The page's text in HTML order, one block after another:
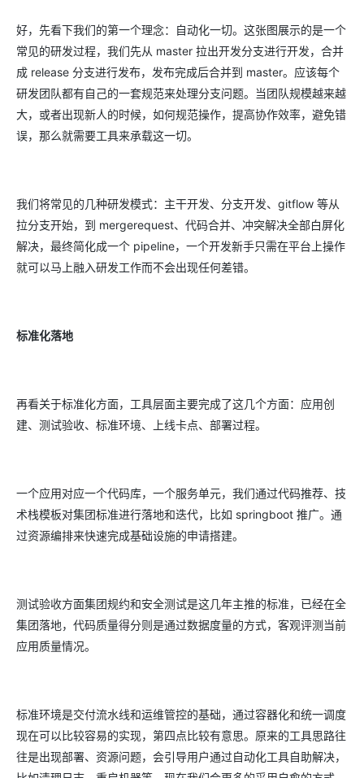
好，先看下我们的第一个理念：自动化一切。这张图展示的是一个
常见的研发过程，我们先从 master 拉出开发分支进行开发，合并
成 release 分支进行发布，发布完成后合并到 master。应该每个
研发团队都有自己的一套规范来处理分支问题。当团队规模越来越
大，或者出现新人的时候，如何规范操作，提高协作效率，避免错
误，那么就需要工具来承载这一切。
我们将常见的几种研发模式：主干开发、分支开发、gitflow 等从
拉分支开始，到 mergerequest、代码合并、冲突解决全部白屏化
解决，最终简化成一个 pipeline，一个开发新手只需在平台上操作
就可以马上融入研发工作而不会出现任何差错。
标准化落地
再看关于标准化方面，工具层面主要完成了这几个方面：应用创
建、测试验收、标准环境、上线卡点、部署过程。
一个应用对应一个代码库，一个服务单元，我们通过代码推荐、技
术栈模板对集团标准进行落地和迭代，比如 springboot 推广。通
过资源编排来快速完成基础设施的申请搭建。
测试验收方面集团规约和安全测试是这几年主推的标准，已经在全
集团落地，代码质量得分则是通过数据度量的方式，客观评测当前
应用质量情况。
标准环境是交付流水线和运维管控的基础，通过容器化和统一调度
现在可以比较容易的实现，第四点比较有意思。原来的工具思路往
往是出现部署、资源问题，会引导用户通过自动化工具自助解决，